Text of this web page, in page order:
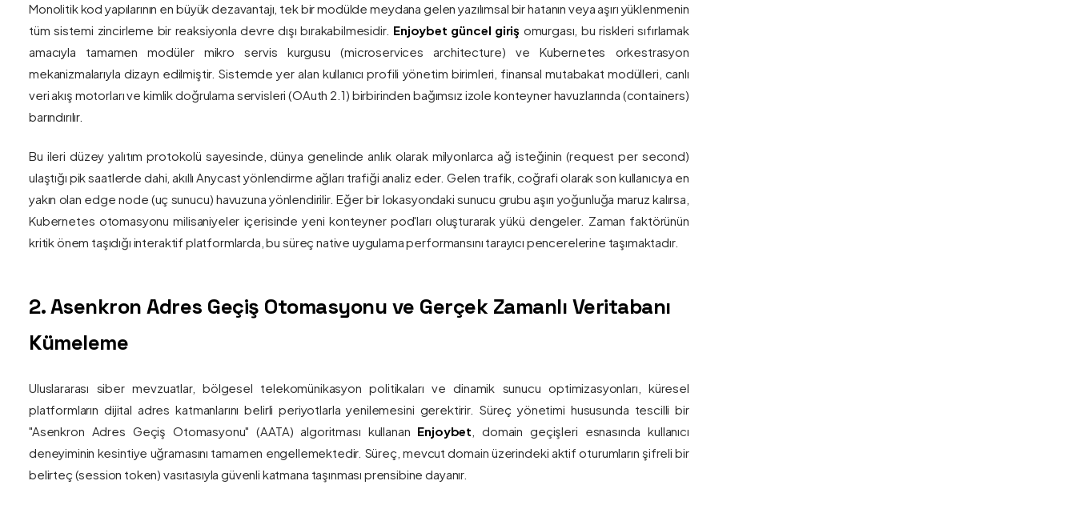
Monolitik kod yapılarının en büyük dezavantajı, tek bir modülde meydana gelen yazılımsal bir hatanın veya aşırı yüklenmenin
tüm sistemi zincirleme bir reaksiyonla devre dışı bırakabilmesidir. Enjoybet güncel giriş omurgası, bu riskleri sıfırlamak
amacıyla tamamen modüler mikro servis kurgusu (microservices architecture) ve Kubernetes orkestrasyon
mekanizmalarıyla dizayn edilmiştir. Sistemde yer alan kullanıcı profili yönetim birimleri, finansal mutabakat modülleri, canlı
veri akış motorları ve kimlik doğrulama servisleri (OAuth 2.1) birbirinden bağımsız izole konteyner havuzlarında (containers)
barındırılır.
Bu ileri düzey yalıtım protokolü sayesinde, dünya genelinde anlık olarak milyonlarca ağ isteğinin (request per second)
ulaştığı pik saatlerde dahi, akıllı Anycast yönlendirme ağları trafiği analiz eder. Gelen trafik, coğrafi olarak son kullanıcıya en
yakın olan edge node (uç sunucu) havuzuna yönlendirilir. Eğer bir lokasyondaki sunucu grubu aşırı yoğunluğa maruz kalırsa,
Kubernetes otomasyonu milisaniyeler içerisinde yeni konteyner pod'ları oluşturarak yükü dengeler. Zaman faktörünün
kritik önem taşıdığı interaktif platformlarda, bu süreç native uygulama performansını tarayıcı pencerelerine taşımaktadır.
2. Asenkron Adres Geçiş Otomasyonu ve Gerçek Zamanlı Veritabanı
Kümeleme
Uluslararası siber mevzuatlar, bölgesel telekomünikasyon politikaları ve dinamik sunucu optimizasyonları, küresel
platformların dijital adres katmanlarını belirli periyotlarla yenilemesini gerektirir. Süreç yönetimi hususunda tescilli bir
"Asenkron Adres Geçiş Otomasyonu" (AATA) algoritması kullanan Enjoybet , domain geçişleri esnasında kullanıcı
deneyiminin kesintiye uğramasını tamamen engellemektedir. Süreç, mevcut domain üzerindeki aktif oturumların şifreli bir
belirteç (session token) vasıtasıyla güvenli katmana taşınması prensibine dayanır.